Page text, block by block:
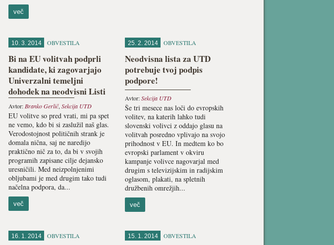
več
10. 3. 2014 OBVESTILA
Bi na EU volitvah podprli
kandidate, ki zagovarjajo
Univerzalni temeljni
dohodek na neodvisni Listi
UTD?
Avtor: Branko Gerlič, Sekcija UTD
EU volitve so pred vrati, mi pa spet
ne vemo, kdo bi si zaslužil naš glas.
Verodostojnost političnih strank je
domala nična, saj ne naredijo
praktično nič za to, da bi v svojih
programih zapisane cilje dejansko
uresničili. Med neizpolnjenimi
obljubami je med drugim tako tudi
načelna podpora, da...
več
25. 2. 2014 OBVESTILA
Neodvisna lista za UTD
potrebuje tvoj podpis
podpore!
Avtor:Sekcija UTD
Še tri mesece nas loči do evropskih
volitev, na katerih lahko tudi
slovenski volivci z oddajo glasu na
volitvah posredno vplivajo na svojo
prihodnost v EU. In medtem ko bo
evropski parlament v okviru
kampanje volivce nagovarjal med
drugim s televizijskim in radijskim
oglasom, plakati, na spletnih
družbenih omrežjih...
več
16. 1. 2014 OBVESTILA 15. 1. 2014 OBVESTILA